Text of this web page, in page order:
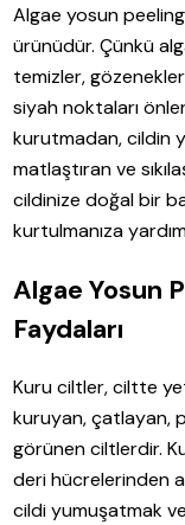
Algae yosun
ürünüdür. Çünkü
temizler,
siyah noktaları
kurutmadan, cildin
matlaştıran ve
cildinize doğal bir
kurtulmanıza
Algae Yosun
Faydaları
Kuru ciltler, ciltte
kuruyan, çatlayan,
görünen ciltlerdir.
deri hücrelerinden
cildi yumuşatmak